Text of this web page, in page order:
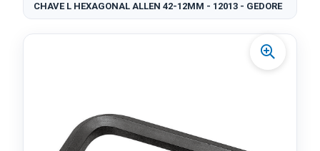
CHAVE L HEXAGONAL ALLEN 42-12MM - 12013 - GEDORE